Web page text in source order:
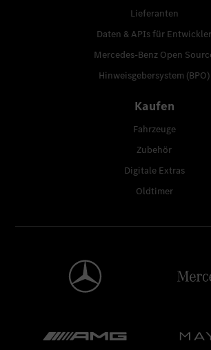
Lieferanten
Daten & APIs für Entwickler
Mercedes-Benz Open
Hinweisgebersystem (BPO)
Kaufen
Fahrzeuge
Zubehör
Digitale Extras
Oldtimer